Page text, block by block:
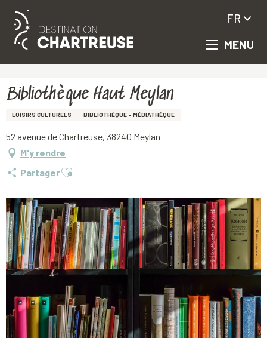
Aller
principal
MENU
FR
Bibliothèque Haut Meylan
LOISIRS CULTURELS BIBLIOTHÈQUE - MÉDIATHÈQUE
52 avenue de Chartreuse, 38240 Meylan
M'y rendre
PartagerAjouter aux favoris